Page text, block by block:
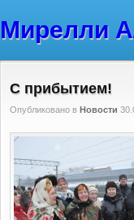
Мирелли
С прибытием!
Опубликовано в Новости